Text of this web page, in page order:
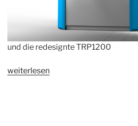
und die redesignte TRP1200
„Pharmatechnik
weiterlesen